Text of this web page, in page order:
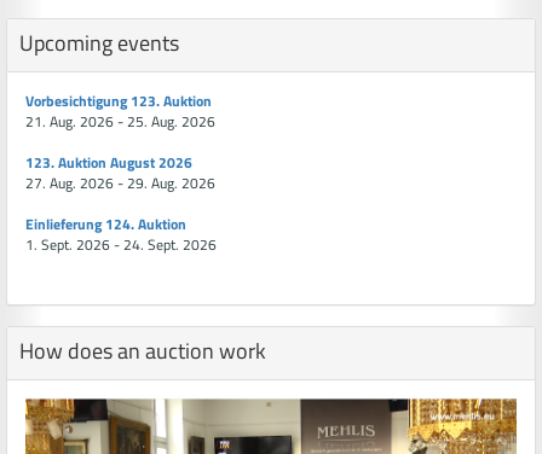
Upcoming events
Vorbesichtigung 123. Auktion
21. Aug. 2026 - 25. Aug. 2026
123. Auktion August 2026
27. Aug. 2026 - 29. Aug. 2026
Einlieferung 124. Auktion
1. Sept. 2026 - 24. Sept. 2026
How does an auction work